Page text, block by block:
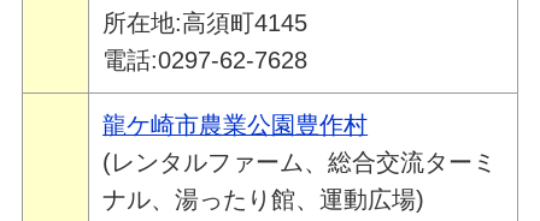
所在地:高須町4145
電話:0297-62-7628
龍ケ崎市農業公園豊作村
(レンタルファーム、総合交流ターミ
ナル、湯ったり館、運動広場)